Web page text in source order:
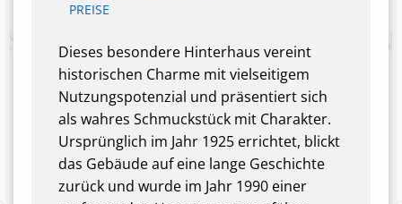
PREISE
Dieses besondere Hinterhaus vereint
historischen Charme mit vielseitigem
Nutzungspotenzial und präsentiert sich
als wahres Schmuckstück mit Charakter.
Ursprünglich im Jahr 1925 errichtet, blickt
das Gebäude auf eine lange Geschichte
zurück und wurde im Jahr 1990 einer